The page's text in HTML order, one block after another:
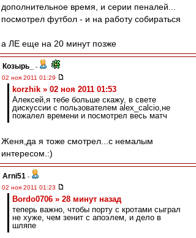
дополнительное время, и серии пеналей...
посмотрел футбол - и на работу собираться
а ЛЕ еще на 20 минут позже
Козырь_
-
02 ноя 2011 01:29
korzhik » 02 ноя 2011 01:53
Алексей,я тебе больше скажу, в свете
дискуссии с пользователем alex_calcio,не
пожалел времени и посмотрел весь матч
Женя,да я тоже смотрел...с немалым
интересом.:)
Arni51 -
02 ноя 2011 01:23
Bordo0706 » 28 минут назад
теперь важно, чтобы порту с кротами сыграл
не хуже, чем зенит с апоэлем, и дело в
шляпе